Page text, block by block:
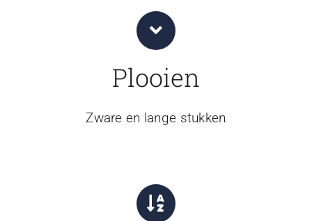
Plooien
Zware en lange stukken